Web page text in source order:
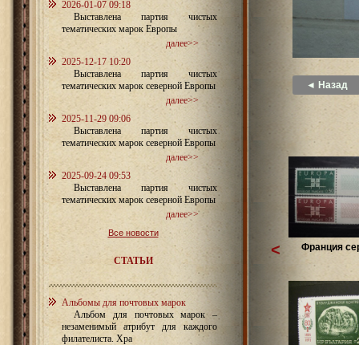
2026-01-07 09:18
Выставлена партия чистых
тематических марок Европы
далее>>
2025-12-17 10:20
Выставлена партия чистых
тематических марок северной Европы
далее>>
2025-11-29 09:06
Выставлена партия чистых
тематических марок северной Европы
далее>>
2025-09-24 09:53
Выставлена партия чистых
тематических марок северной Европы
далее>>
Все новости
СТАТЬИ
Альбомы для почтовых марок
Альбом для почтовых марок –
незаменимый атрибут для каждого
филателиста. Хра
◄ Назад
Франция
<